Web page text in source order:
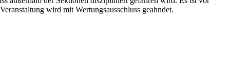
wird mit Wertungsausschluss geahndet.